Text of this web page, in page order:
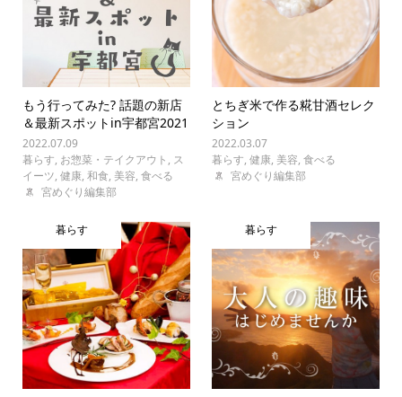
もう行ってみた? 話題の新店
＆最新スポットin宇都宮2021
2022.07.09
暮らす, お惣菜・テイクアウト , ス
イーツ, 健康, 和食, 美容, 食べる
宮めぐり編集部
とちぎ米で作る糀甘酒セレク
ション
2022.03.07
暮らす,健康, 美容,食べる
宮めぐり編集部
暮らす 暮らす